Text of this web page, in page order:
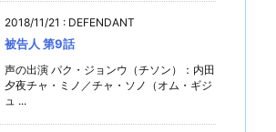
2018/11/21 : DEFENDANT
被告人 第9話
声の出演 パク・ジョンウ（チソン）：内田
夕夜チャ・ミノ／チャ・ソノ（オム・ギジ
ュ ...